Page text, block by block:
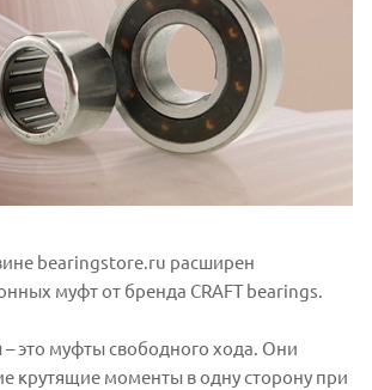
bearingstore.ru расширен
муфт от бренда CRAFT bearings.
это муфты свободного хода. Они
крутящие моменты в одну сторону при